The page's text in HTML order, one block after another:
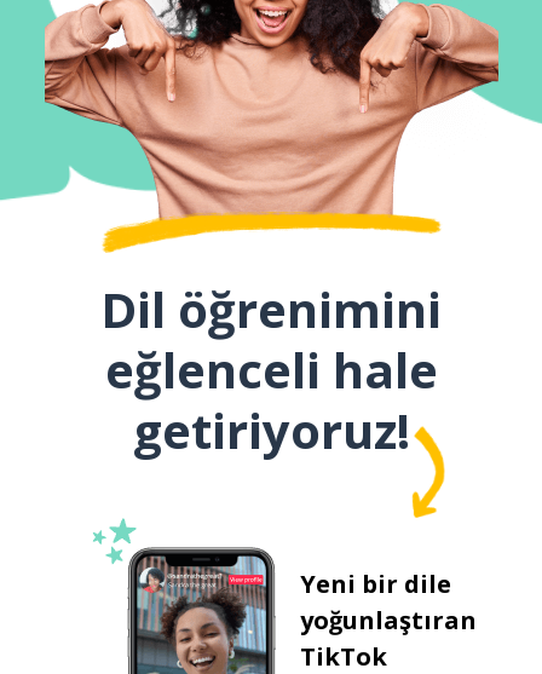
Dil öğrenimini
eğlenceli hale
getiriyoruz!
Yeni bir dile
yoğunlaştıran
TikTok